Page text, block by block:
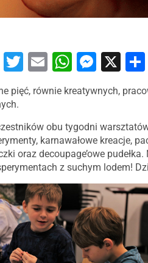
Facebook
Twitter
Email X
obu tygodni
karnawałowe kreacje,
oraz decoupage’owe
z suchym lodem!